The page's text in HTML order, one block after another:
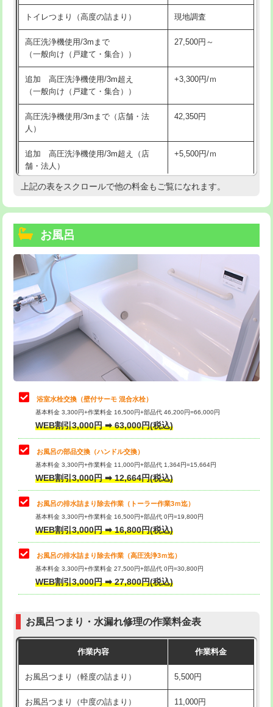
トイレつまり（高度の詰まり） 現地調査
高圧洗浄機使用/3mまで
（一般向け（戸建て・集合））
27,500円～
追加 高圧洗浄機使用/3m超え
（一般向け（戸建て・集合））
+3,300円/ｍ
高圧洗浄機使用/3mまで（店舗・法
人）
42,350円
追加 高圧洗浄機使用/3m超え（店
舗・法人）
+5,500円/ｍ
高度高圧洗浄換 現地調査
トーラー機使用/3mまで
追加トーラー機使用/3m超え
カメラ調査 33,000円
桝清掃 8,800円
止水・漏水調査・防水処理・清掃・修
理・調整・分解・加工など（軽作業）
止水・漏水調査・防水処理・清掃・修
理・調整・分解・加工など（中作業）
22,000円
止水・漏水調査・防水処理・清掃・修
理・調整・分解・加工など（重作業）
33,000円
トイレタンク脱着
トイレ便器脱着
タンクレストイレ脱着 33,000円
小便器トイレ脱着
その他部品の脱着 8,800円～
交換・取付（タンク）
交換・取付（普通便座） 11,000円+材料費
交換・取付（温水洗浄便座） 16,500円+材料費
交換・取付(単水栓（壁付・デッキ
式）)
13,200円+材料費
上記の表をスクロールで他の料金もご覧になれます。
お風呂
浴室水栓交換（壁付サーモ 混合水栓）
基本料金 3,300円+作業料金 16,500円+部品代 46,200円=66,000円
WEB割引3,000円 ➡ 63,000円(税込)
お風呂の部品交換（ハンドル交換）
基本料金 3,300円+作業料金 11,000円+部品代 1,364円=15,664円
WEB割引3,000円 ➡ 12,664円(税込)
お風呂の排水詰まり除去作業（トーラー作業3ｍ迄）
基本料金 3,300円+作業料金 16,500円+部品代 0円=19,800円
WEB割引3,000円 ➡ 16,800円(税込)
お風呂の排水詰まり除去作業（高圧洗浄3ｍ迄）
基本料金 3,300円+作業料金 27,500円+部品代 0円=30,800円
WEB割引3,000円 ➡ 27,800円(税込)
お風呂つまり・水漏れ修理の作業料金表
作業内容 作業料金
お風呂つまり（軽度の詰まり） 5,500円
お風呂つまり（中度の詰まり） 11,000円